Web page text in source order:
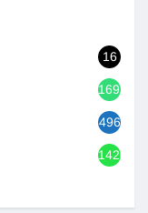
16
1692
496
1420